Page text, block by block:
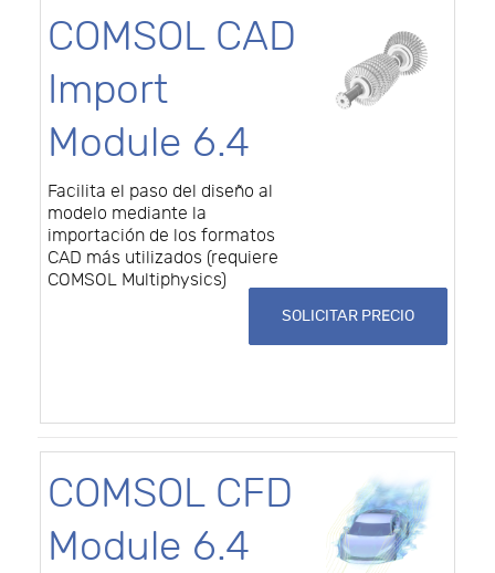
COMSOL CAD
Import
Module 6.4
Facilita el paso del diseño al
modelo mediante la
importación de los formatos
CAD más utilizados (requiere
COMSOL Multiphysics)
SOLICITAR PRECIO
COMSOL CFD
Module 6.4